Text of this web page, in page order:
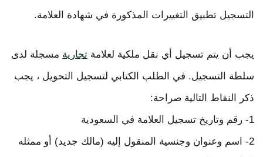
التسجيل تطبيق التغييرات المذكورة في شهادة العلامة.
يجب أن يتم تسجيل أي نقل ملكية لعلامة تجارية مسجلة لدى
سلطة التسجيل. في الطلب الكتابي لتسجيل التحويل ، يجب
ذكر النقاط التالية صراحة:
1- رقم وتاريخ تسجيل العلامة في السعودية
2- اسم وعنوان وجنسية المنقول إليه (مالك جديد) أو ممثله